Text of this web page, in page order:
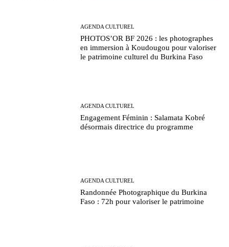
AGENDA CULTUREL
PHOTOS’OR BF 2026 : les photographes
en immersion à Koudougou pour valoriser
le patrimoine culturel du Burkina Faso
AGENDA CULTUREL
Engagement Féminin : Salamata Kobré
désormais directrice du programme
AGENDA CULTUREL
Randonnée Photographique du Burkina
Faso : 72h pour valoriser le patrimoine